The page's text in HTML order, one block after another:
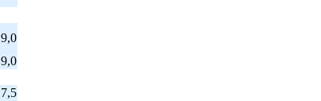
9,0
9,0
7,5